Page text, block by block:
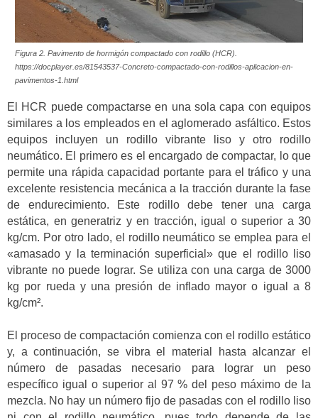
Figura 2. Pavimento de hormigón compactado con rodillo (HCR).
https://docplayer.es/81543537-Concreto-compactado-con-rodillos-aplicacion-en-
pavimentos-1.html
El HCR puede compactarse en una sola capa con equipos
similares a los empleados en el aglomerado asfáltico. Estos
equipos incluyen un rodillo vibrante liso y otro rodillo
neumático. El primero es el encargado de compactar, lo que
permite una rápida capacidad portante para el tráfico y una
excelente resistencia mecánica a la tracción durante la fase
de endurecimiento. Este rodillo debe tener una carga
estática, en generatriz y en tracción, igual o superior a 30
kg/cm. Por otro lado, el rodillo neumático se emplea para el
«amasado y la terminación superficial» que el rodillo liso
vibrante no puede lograr. Se utiliza con una carga de 3000
kg por rueda y una presión de inflado mayor o igual a 8
kg/cm².
El proceso de compactación comienza con el rodillo estático
y, a continuación, se vibra el material hasta alcanzar el
número de pasadas necesario para lograr un peso
específico igual o superior al 97 % del peso máximo de la
mezcla. No hay un número fijo de pasadas con el rodillo liso